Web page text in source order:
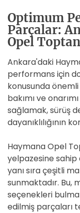
Optimum
Parçalar:
Opel
Ankara'daki
performans için
konusunda
bakımı ve
sağlamak, sürüş
dayanıklılığının
Haymana Opel
yelpazesine sahip
yanı sıra çeşitli
sunmaktadır. Bu,
seçenekleri
edilmiş parçaları